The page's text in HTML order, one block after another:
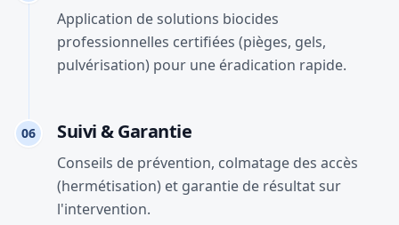
Application de solutions biocides
professionnelles certifiées (pièges, gels,
pulvérisation) pour une éradication rapide.
06 Suivi & Garantie
Conseils de prévention, colmatage des accès
(hermétisation) et garantie de résultat sur
l'intervention.